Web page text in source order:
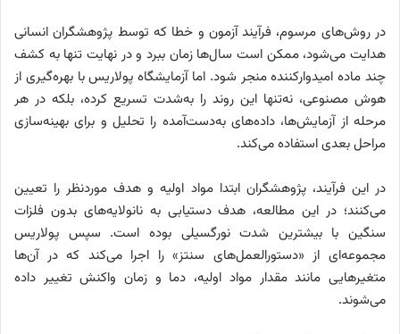
در روش‌های مرسوم، فرآیند آزمون و خطا که توسط پژوهشگران انسانی
هدایت می‌شود، ممکن است سال‌ها زمان ببرد و در نهایت تنها به کشف
چند ماده امیدوارکننده منجر شود. اما آزمایشگاه پولاریس با بهره‌گیری از
هوش مصنوعی، نه‌تنها این روند را به‌شدت تسریع کرده، بلکه در هر
مرحله از آزمایش‌ها، داده‌های به‌دست‌آمده را تحلیل و برای بهینه‌سازی
مراحل بعدی استفاده می‌کند.
در این فرآیند، پژوهشگران ابتدا مواد اولیه و هدف موردنظر را تعیین
می‌کنند؛ در این مطالعه، هدف دستیابی به نانولایه‌های بدون فلزات
سنگین با بیشترین شدت نورگسیلی بوده است. سپس پولاریس
مجموعه‌ای از «دستورالعمل‌های سنتز» را اجرا می‌کند که در آن‌ها
متغیرهایی مانند مقدار مواد اولیه، دما و زمان واکنش تغییر داده
می‌شوند.